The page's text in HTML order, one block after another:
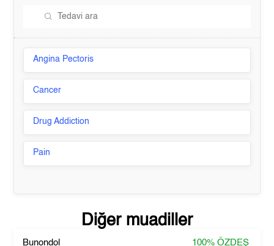
Angina Pectoris
Cancer
Drug Addiction
Pain
Diğer muadiller
Bunondol 100% ÖZDEŞ